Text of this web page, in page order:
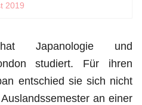
2019
Japanologie und
studiert. Für ihren
entschied sie sich nicht
an einer